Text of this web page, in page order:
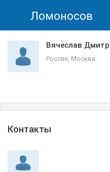
Ломоносов
Вячеслав
Россия, Москва
Контакты